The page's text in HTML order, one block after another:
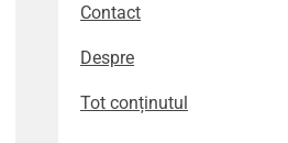
Contact
Despre
Tot conținutul